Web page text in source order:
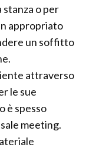
o per
appropriato
un soffitto
attraverso
le sue
è spesso
meeting.